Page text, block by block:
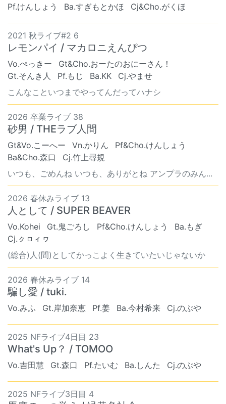
Pf.けんしょう
Ba.すぎもとかほ Cj&Cho.がくほ
2021 秋ライブ#2 6
レモンパイ / マカロニえんぴつ
Vo.ぺっきー
Gt&Cho.おーたのおにーさん！
Gt.そんき人
Pf.もじ Ba.KK
Cj.やませ
こんなこといつまでやってんだってハナシ
2026 卒業ライブ 38
砂男 / THEラブ人間
Gt&Vo.こーへー Vn.かりん
Pf&Cho.けんしょう
Ba&Cho.森口
Cj.竹上尋規
いつも、ごめんね いつも、ありがとね アンプラのみん...
2026 春休みライブ 13
人として / SUPER BEAVER
Vo.Kohei Gt.鬼ごろし Pf&Cho.けんしょう
Ba.もぎ
Cj.ㇰㇿィヮ
(総合)人(間)としてかっこよく生きていたいじゃないか
2026 春休みライブ 14
騙し愛 / tuki.
Vo.みふ Gt.岸加奈恵 Pf.姜 Ba.今村希来 Cj.のぶや
2025 NFライブ4日目 23
What's Up？ / TOMOO
Vo.吉田慧 Gt.森口 Pf.たいむ Ba.しんた Cj.のぶや
2025 NFライブ3日目 4